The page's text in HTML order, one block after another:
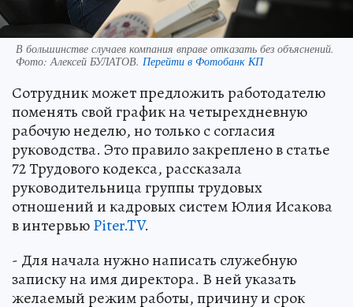
В большинстве случаев компания вправе отказать без объяснений.
Фото: Алексей БУЛАТОВ. Перейти в Фотобанк КП
Сотрудник может предложить работодателю
поменять свой график на четырехдневную
рабочую неделю, но только с согласия
руководства. Это правило закреплено в статье
72 Трудового кодекса, рассказала
руководительница группы трудовых
отношений и кадровых систем Юлия Исакова
в интервьюPiter.TV.
- Для начала нужно написать служебную
записку на имя директора. В ней указать
желаемый режим работы, причину и срок